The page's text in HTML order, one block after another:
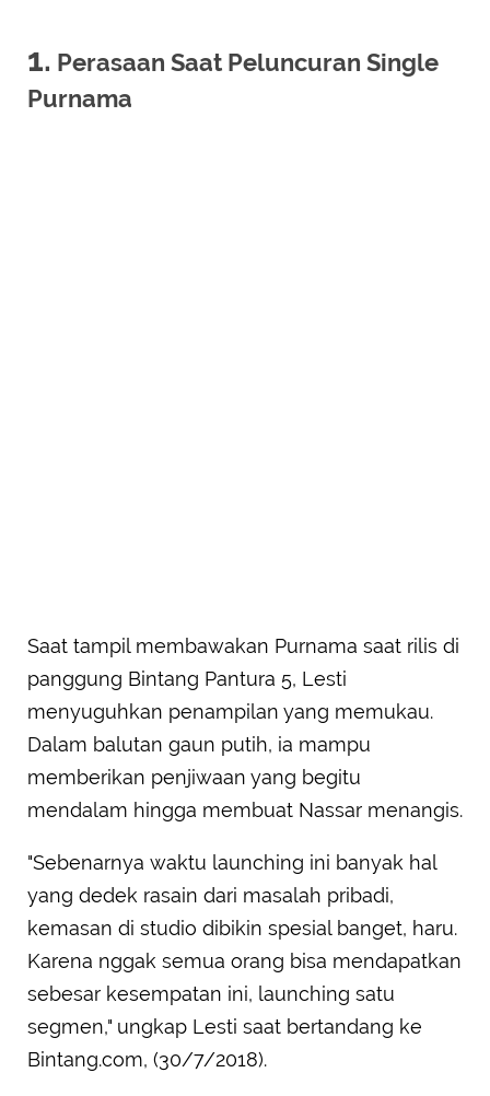
1. Perasaan Saat Peluncuran Single
Purnama
Saat tampil membawakan Purnama saat rilis di
panggung Bintang Pantura 5, Lesti
menyuguhkan penampilan yang memukau.
Dalam balutan gaun putih, ia mampu
memberikan penjiwaan yang begitu
mendalam hingga membuat Nassar menangis.
"Sebenarnya waktu launching ini banyak hal
yang dedek rasain dari masalah pribadi,
kemasan di studio dibikin spesial banget, haru.
Karena nggak semua orang bisa mendapatkan
sebesar kesempatan ini, launching satu
segmen," ungkap Lesti saat bertandang ke
Bintang.com, (30/7/2018).